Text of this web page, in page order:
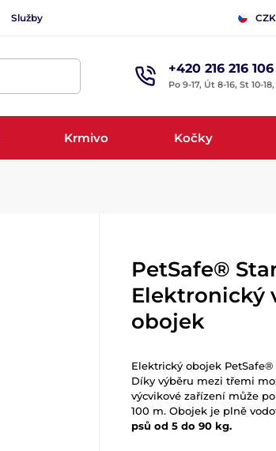
Služby CZK
+420 216 216 106
Po 9-17, Út 8-16, St 10-
Krmivo Kočky
PetSafe®
Elektronický
obojek
Elektrický obojek
Díky výběru mezi třemi
výcvikové zařízení může
100 m. Obojek je plně
psů od 5 do 90 kg.